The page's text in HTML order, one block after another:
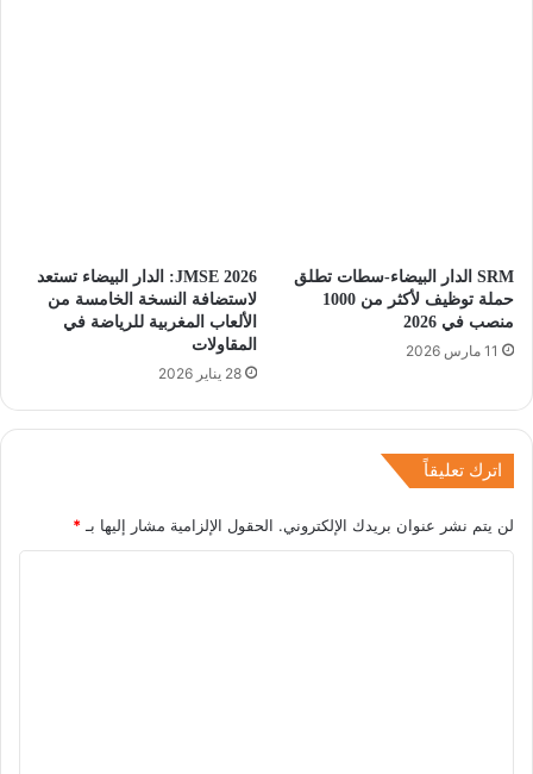
SRM الدار البيضاء-سطات تطلق
حملة توظيف لأكثر من 1000
منصب في 2026
11 مارس 2026
JMSE 2026: الدار البيضاء تستعد
لاستضافة النسخة الخامسة من
الألعاب المغربية للرياضة في
المقاولات
28 يناير 2026
اترك تعليقاً
لن يتم نشر عنوان بريدك الإلكتروني. الحقول الإلزامية مشار إليها بـ*